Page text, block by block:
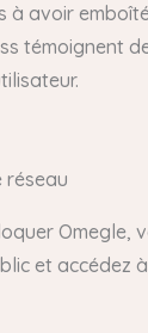
à avoir
témoignent
réseau
et accédez